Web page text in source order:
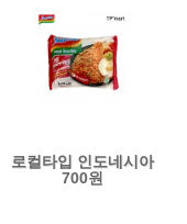
로컬타입 인도네시아
인도미 미고랭
700원